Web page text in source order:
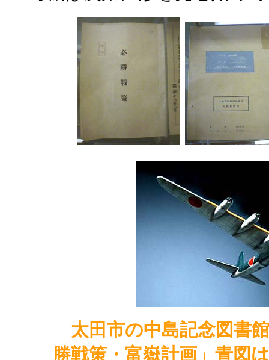
太田市の中島記念図書
勝戦策・富嶽計画」青図